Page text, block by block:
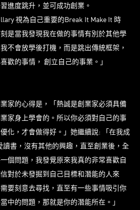
進度跳升，並可成功創業。
視為自己重要的Break It Make It 時
是當我發現我在做的事情有別於其他學
不會放學後打機，而是跳出傳統框架，
歡的事情， 創立自己的事業。」
家的心得是，「熱誠是創業家必須具備
家身上學會的。所以你必須對自己的事
化，才會做得好。」她繼續說: 「在我成
讀書，沒有其他的興趣，直至創業後，全
個問題，我發覺原來我真的非常喜歡自
對於未發掘到自己目標和潛能的人來
要刻意去尋找，直至有一些事情吸引你
中的問題，那就是你的潛能所在。」